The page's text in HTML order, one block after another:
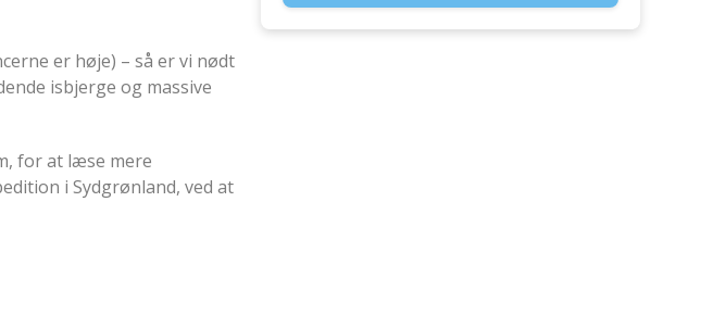
er høje) – så er vi nødt
isbjerge og massive
for at læse mere
i Sydgrønland, ved at